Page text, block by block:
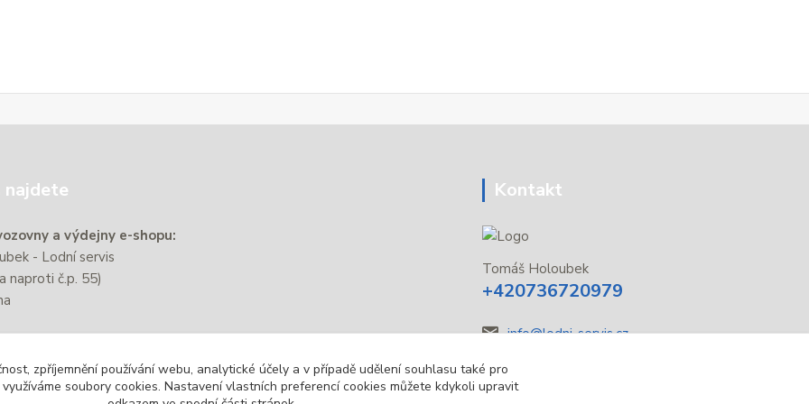
najdete
a výdejny e-shopu:
- Lodní servis
naproti č.p. 55)
Zbýšov-Městský
Kontakt
Tomáš Holoubek
+420736720979
info@lodni-servis.cz
zpříjemnění používání webu, analytické účely a v případě udělení souhlasu také pro
soubory cookies. Nastavení vlastních preferencí cookies můžete kdykoli upravit